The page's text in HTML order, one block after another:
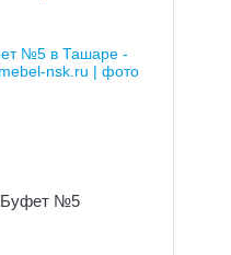
Буфет №5